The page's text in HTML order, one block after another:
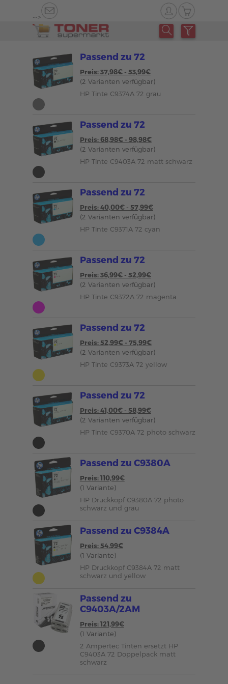
-->
Passend zu 72
Preis: 37,98€ - 53,99€
(2 Varianten verfügbar)
HP Tinte C9374A 72 grau
Passend zu 72
Preis: 68,98€ - 98,98€
(2 Varianten verfügbar)
HP Tinte C9403A 72 matt schwarz
Passend zu 72
Preis: 40,00€ - 57,99€
(2 Varianten verfügbar)
HP Tinte C9371A 72 cyan
Passend zu 72
Preis: 36,99€ - 52,99€
(2 Varianten verfügbar)
HP Tinte C9372A 72 magenta
Passend zu 72
Preis: 52,99€ - 75,99€
(2 Varianten verfügbar)
HP Tinte C9373A 72 yellow
Passend zu 72
Preis: 41,00€ - 58,99€
(2 Varianten verfügbar)
HP Tinte C9370A 72 photo schwarz
Passend zu C9380A
Preis: 110,99€
(1 Variante)
HP Druckkopf C9380A 72 photo
schwarz und grau
Passend zu C9384A
Preis: 54,99€
(1 Variante)
HP Druckkopf C9384A 72 matt
schwarz und yellow
Passend zu
C9403A/2AM
Preis: 121,99€
(1 Variante)
2 Ampertec Tinten ersetzt HP
C9403A 72 Doppelpack matt
schwarz